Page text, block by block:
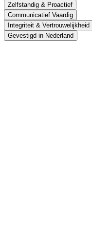
Zelfstandig & Proactief
Communicatief Vaardig
Integriteit & Vertrouwelijkheid
Gevestigd in Nederland